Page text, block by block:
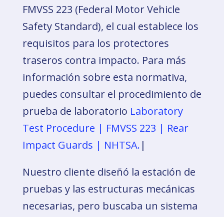
FMVSS 223 (Federal Motor Vehicle
Safety Standard), el cual establece los
requisitos para los protectores
traseros contra impacto. Para más
información sobre esta normativa,
puedes consultar el procedimiento de
prueba de laboratorio Laboratory
Test Procedure | FMVSS 223 | Rear
Impact Guards | NHTSA. |
Nuestro cliente diseñó la estación de
pruebas y las estructuras mecánicas
necesarias, pero buscaba un sistema